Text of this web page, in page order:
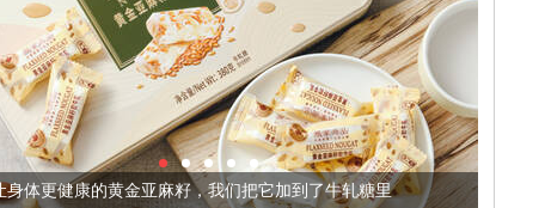
身体更健康的黄金亚麻籽，我们把它加到了牛轧糖里 被列